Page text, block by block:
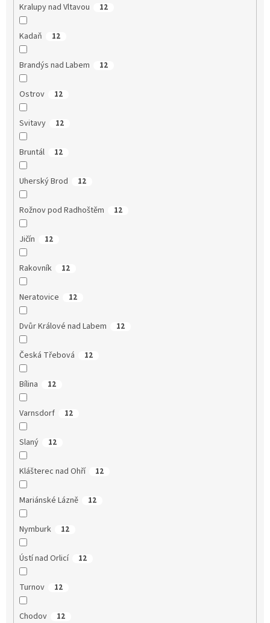
Kralupy nad Vltavou 12
Kadaň 12
Brandýs nad Labem 12
Ostrov 12
Svitavy 12
Bruntál 12
Uherský Brod 12
Rožnov pod Radhoštěm 12
Jičín 12
Rakovník 12
Neratovice 12
Dvůr Králové nad Labem 12
Česká Třebová 12
Bílina 12
Varnsdorf 12
Slaný 12
Klášterec nad Ohří 12
Mariánské Lázně 12
Nymburk 12
Ústí nad Orlicí 12
Turnov 12
Chodov 12